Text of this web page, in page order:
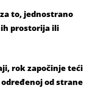
to, jednostrano
prostorija ili
rok započinje teći
od strane